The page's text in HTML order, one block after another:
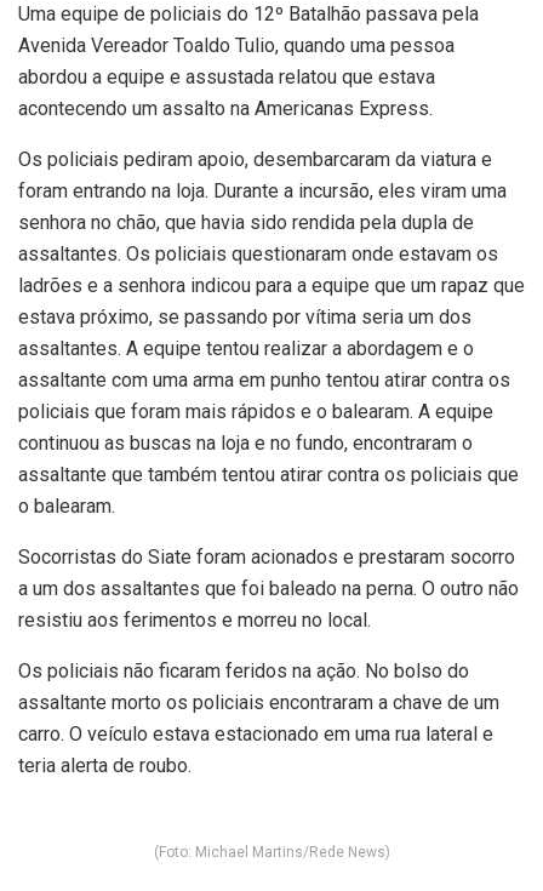
Uma equipe de policiais do 12º Batalhão passava pela
Avenida Vereador Toaldo Tulio, quando uma pessoa
abordou a equipe e assustada relatou que estava
acontecendo um assalto na Americanas Express.
Os policiais pediram apoio, desembarcaram da viatura e
foram entrando na loja. Durante a incursão, eles viram uma
senhora no chão, que havia sido rendida pela dupla de
assaltantes. Os policiais questionaram onde estavam os
ladrões e a senhora indicou para a equipe que um rapaz que
estava próximo, se passando por vítima seria um dos
assaltantes. A equipe tentou realizar a abordagem e o
assaltante com uma arma em punho tentou atirar contra os
policiais que foram mais rápidos e o balearam. A equipe
continuou as buscas na loja e no fundo, encontraram o
assaltante que também tentou atirar contra os policiais que
o balearam.
Socorristas do Siate foram acionados e prestaram socorro
a um dos assaltantes que foi baleado na perna. O outro não
resistiu aos ferimentos e morreu no local.
Os policiais não ficaram feridos na ação. No bolso do
assaltante morto os policiais encontraram a chave de um
carro. O veículo estava estacionado em uma rua lateral e
teria alerta de roubo.
(Foto: Michael Martins/Rede News)